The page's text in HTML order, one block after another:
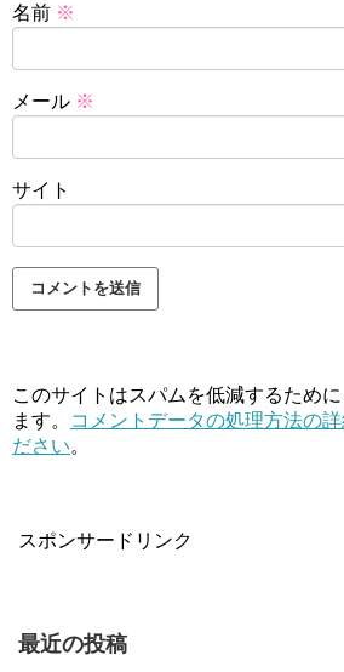
名前 ※
メール ※
サイト
このサイトはスパムを低減するため
ます。
コメントデータの処理方法の
ださい。
スポンサードリンク
最近の投稿